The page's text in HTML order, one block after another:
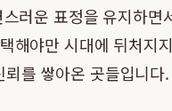
러운 표정을 유지하
야만 시대에 뒤처
를 쌓아온 곳들입니다.